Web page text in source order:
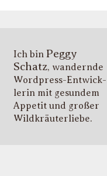
Ich bin Peggy
Schatz, wandernde
Wordpress-Entwick­
lerin mit gesundem
Appetit und großer
Wildkräuter­liebe.